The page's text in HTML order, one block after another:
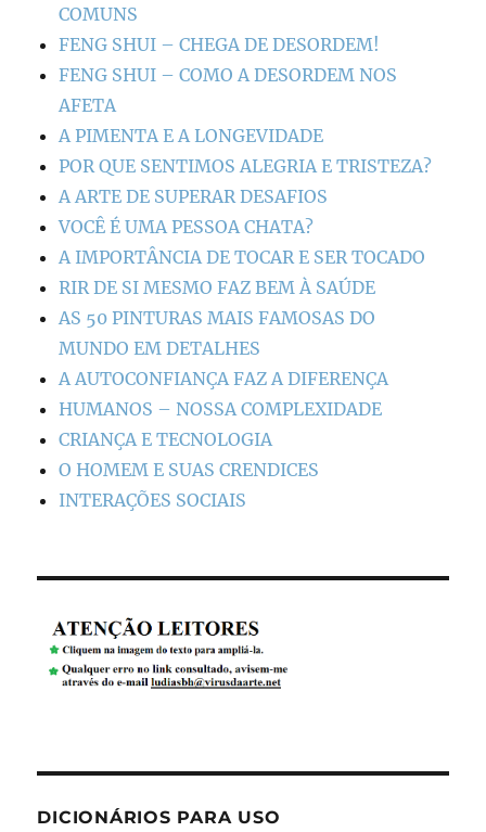
COMUNS
FENG SHUI – CHEGA DE DESORDEM!
FENG SHUI – COMO A DESORDEM NOS
AFETA
A PIMENTA E A LONGEVIDADE
POR QUE SENTIMOS ALEGRIA E TRISTEZA?
A ARTE DE SUPERAR DESAFIOS
VOCÊ É UMA PESSOA CHATA?
A IMPORTÂNCIA DE TOCAR E SER TOCADO
RIR DE SI MESMO FAZ BEM À SAÚDE
AS 50 PINTURAS MAIS FAMOSAS DO
MUNDO EM DETALHES
A AUTOCONFIANÇA FAZ A DIFERENÇA
HUMANOS – NOSSA COMPLEXIDADE
CRIANÇA E TECNOLOGIA
O HOMEM E SUAS CRENDICES
INTERAÇÕES SOCIAIS
DICIONÁRIOS PARA USO